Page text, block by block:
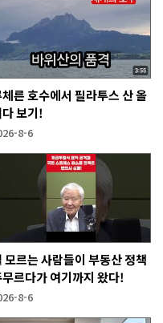
른 호수에서 필라투스 산 올
다 보기!
8-6
모르는 사람들이 부동산 정책
르다가 여기까지 왔다!
8-6